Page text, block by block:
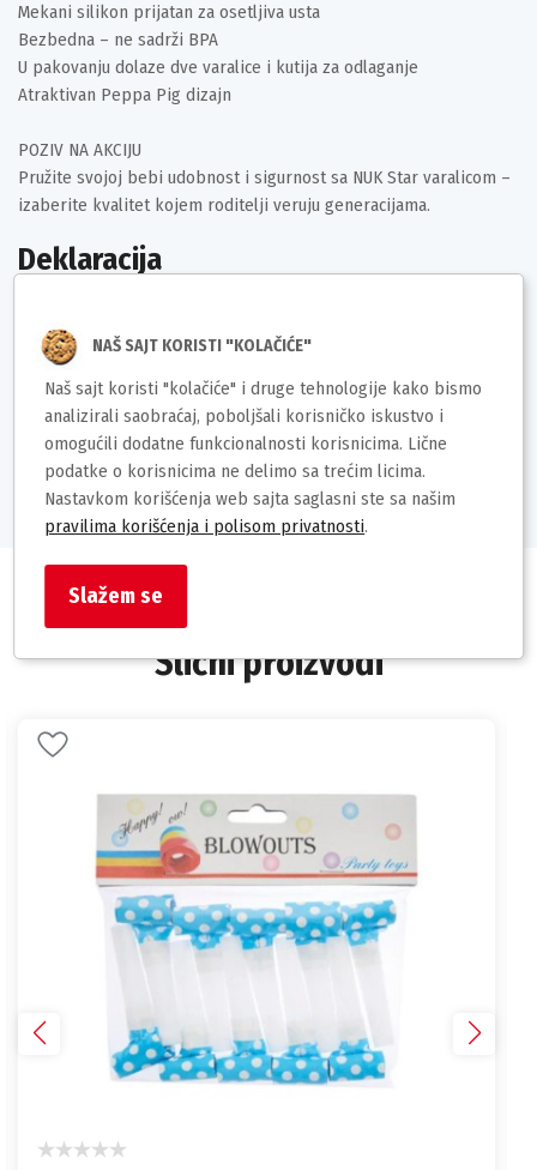
Mekani silikon prijatan za osetljiva usta
Bezbedna – ne sadrži BPA
U pakovanju dolaze dve varalice i kutija za odlaganje
Atraktivan Peppa Pig dizajn
POZIV NA AKCIJU
Pružite svojoj bebi udobnost i sigurnost sa NUK Star varalicom –
izaberite kvalitet kojem roditelji veruju generacijama.
Deklaracija
Uvoznik / proizvođač:YU Global d.o.o.
Zemlja porekla:Nemačka
Prava potrošača: Zagarantovana sva prava kupaca po osnovu
Zakona o zaštiti potrošača
Barkod:4008600441656
Slični proizvodi
NAŠ SAJT KORISTI "KOLAČIĆE"
Naš sajt koristi "kolačiće" i druge tehnologije kako bismo
analizirali saobraćaj, poboljšali korisničko iskustvo i
omogućili dodatne funkcionalnosti korisnicima. Lične
podatke o korisnicima ne delimo sa trećim licima.
Nastavkom korišćenja web sajta saglasni ste sa našim
pravilima korišćenja i polisom privatnosti.
Slažem se